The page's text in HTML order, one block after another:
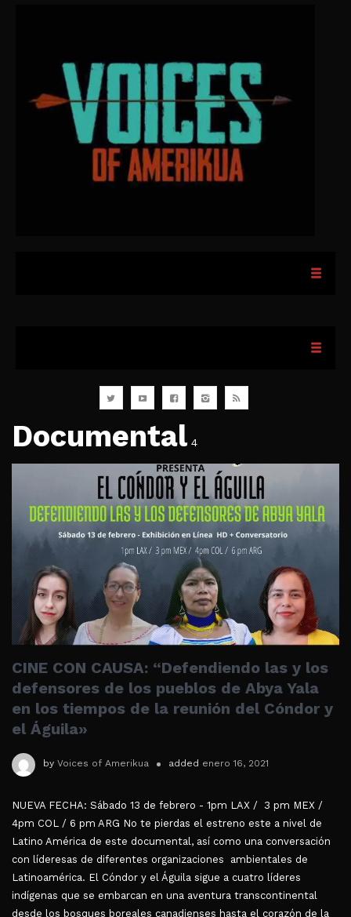
Documental4
CINE CON CAUSA: “Defendiendo las y los
defensores de los pueblos de Abya Yala
en los tiempos de la reunión del Cóndor y
el Águila»
by Voices of Amerikua added enero 16, 2021
NUEVA FECHA: Sábado 13 de febrero - 1pm LAX / 3 pm MEX /
4pm COL / 6 pm ARG No te pierdas el estreno este a nivel de
Latino América de este documental, así como una conversación
con líderesas de diferentes organizaciones ambientales de
Latinoamérica. El Cóndor y el Águila sigue a cuatro líderes
indígenas que se embarcan en una aventura transcontinental
desde los bosques boreales canadienses hasta el corazón de la